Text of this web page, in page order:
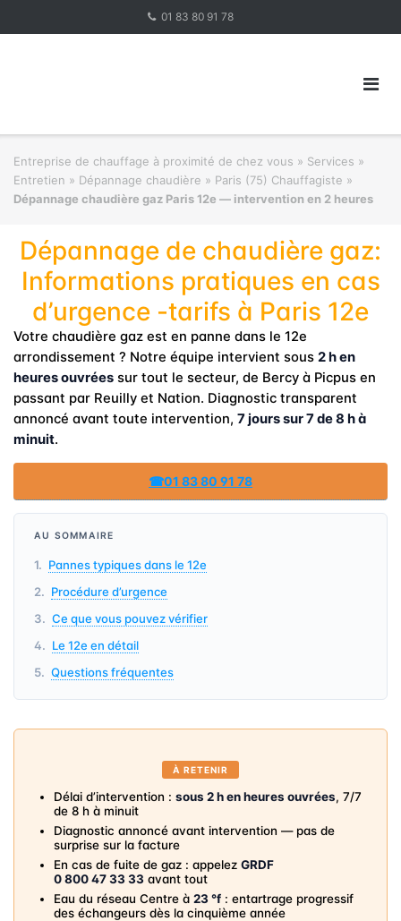
01 83 80 91 78
Entreprise de chauffage à proximité de chez vous » Services »
Entretien » Dépannage chaudière » Paris (75) Chauffagiste »
Dépannage chaudière gaz Paris 12e — intervention en 2 heures
Dépannage de chaudière gaz:
Informations pratiques en cas
d’urgence -tarifs à Paris 12e
Votre chaudière gaz est en panne dans le 12e
arrondissement ? Notre équipe intervient sous 2 h en
heures ouvrées sur tout le secteur, de Bercy à Picpus en
passant par Reuilly et Nation. Diagnostic transparent
annoncé avant toute intervention, 7 jours sur 7 de 8 h à
minuit.
☎01 83 80 91 78
AU SOMMAIRE
Pannes typiques dans le 12e
Procédure d’urgence
Ce que vous pouvez vérifier
Le 12e en détail
Questions fréquentes
À RETENIR
Délai d’intervention : sous 2 h en heures ouvrées, 7/7
de 8 h à minuit
Diagnostic annoncé avant intervention — pas de
surprise sur la facture
En cas de fuite de gaz : appelez GRDF
0 800 47 33 33 avant tout
Eau du réseau Centre à 23 °f : entartrage progressif
des échangeurs dès la cinquième année